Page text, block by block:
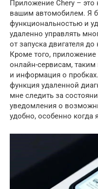
Приложение Chery – это
вашим автомобилем. Я
функциональностью и
удаленно управлять
от запуска двигателя
Кроме того, приложение
онлайн-сервисам, таким
и информация о
функция удаленной
мне следить за
уведомления о
удобно, особенно когда